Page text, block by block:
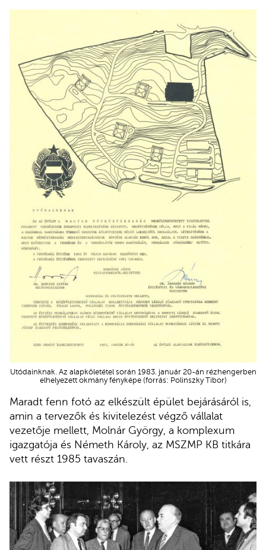
Utódainknak. Az alapkőletétel során 1983. január 20-án rézhengerben
elhelyezett okmány fényképe (forrás: Polinszky Tibor)
Maradt fenn fotó az elkészült épület bejárásáról is,
amin a tervezők és kivitelezést végző vállalat
vezetője mellett, Molnár György, a komplexum
igazgatója és Németh Károly, az MSZMP KB titkára
vett részt 1985 tavaszán.